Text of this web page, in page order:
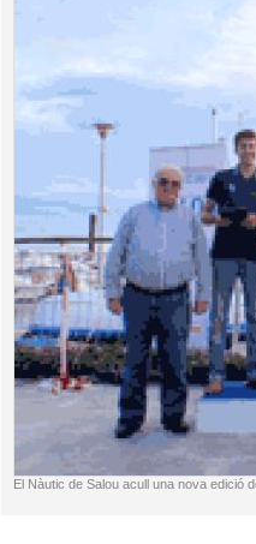
El Nàutic de Salou acull una nova edició